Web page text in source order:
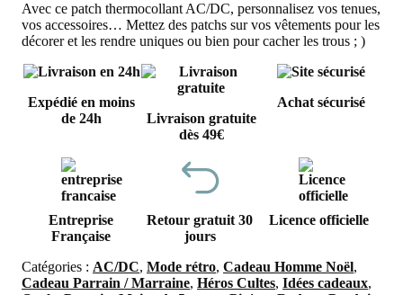
Avec ce patch thermocollant AC/DC, personnalisez vos tenues,
vos accessoires… Mettez des patchs sur vos vêtements pour les
décorer et les rendre uniques ou bien pour cacher les trous ; )
Expédié en moins
de 24h
Livraison gratuite
dès 49€
Achat sécurisé
Entreprise
Française
Retour gratuit 30
jours
Licence officielle
Catégories : AC/DC, Mode rétro, Cadeau Homme Noël,
Cadeau Parrain / Marraine, Héros Cultes, Idées cadeaux,